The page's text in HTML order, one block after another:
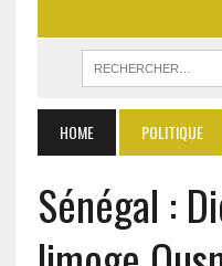
HOME POLITIQUE
Sénégal :